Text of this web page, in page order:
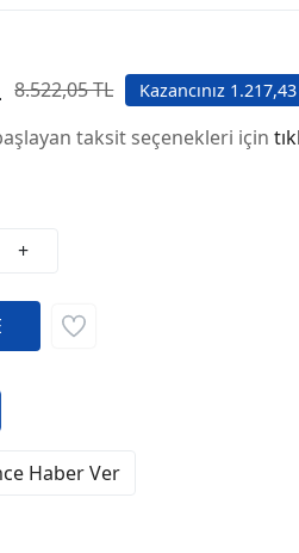
8.522,05 TL Kazancınız
taksit seçenekleri için
+
Haber Ver